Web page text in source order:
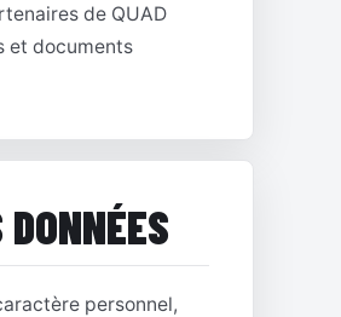
de QUAD
et documents
personnel,